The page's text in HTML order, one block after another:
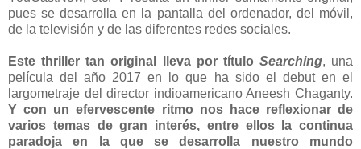
pues se desarrolla en la pantalla del ordenador, del móvil,
de la televisión y de las diferentes redes sociales.
Este thriller tan original lleva por título Searching, una
película del año 2017 en lo que ha sido el debut en el
largometraje del director indioamericano Aneesh Chaganty.
Y con un efervescente ritmo nos hace reflexionar de
varios temas de gran interés, entre ellos la continua
paradoja en la que se desarrolla nuestro mundo